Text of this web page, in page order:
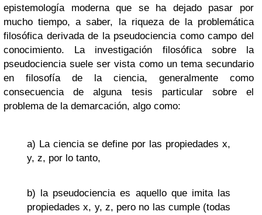
epistemología moderna que se ha dejado pasar por
mucho tiempo, a saber, la riqueza de la problemática
filosófica derivada de la pseudociencia como campo del
conocimiento. La investigación filosófica sobre la
pseudociencia suele ser vista como un tema secundario
en filosofía de la ciencia, generalmente como
consecuencia de alguna tesis particular sobre el
problema de la demarcación, algo como:
a) La ciencia se define por las propiedades x,
y, z, por lo tanto,
b) la pseudociencia es aquello que imita las
propiedades x, y, z, pero no las cumple (todas